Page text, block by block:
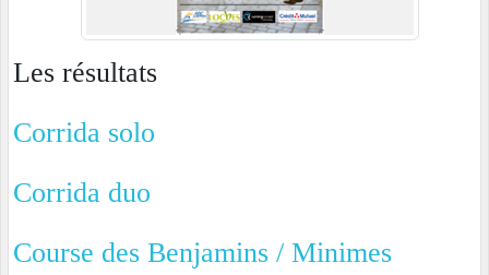
Les résultats
Corrida solo
Corrida duo
Course des Benjamins / Minimes